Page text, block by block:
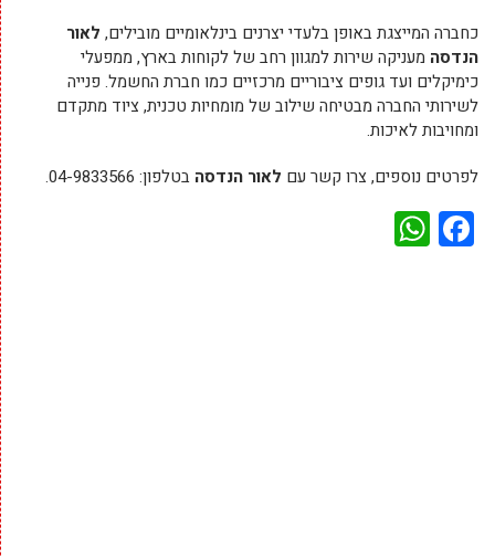
כחברה המייצגת באופן בלעדי יצרנים בינלאומיים מובילים, לאור
הנדסה מעניקה שירות למגוון רחב של לקוחות בארץ, ממפעלי
כימיקלים ועד גופים ציבוריים מרכזיים כמו חברת החשמל. פנייה
לשירותי החברה מבטיחה שילוב של מומחיות טכנית, ציוד מתקדם
ומחויבות לאיכות.
לפרטים נוספים, צרו קשר עם לאור הנדסה בטלפון: 04-9833566.
Facebook